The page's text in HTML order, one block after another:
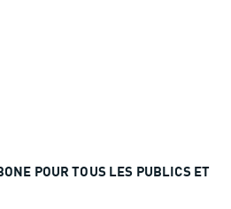
POUR TOUS LES PUBLICS ET